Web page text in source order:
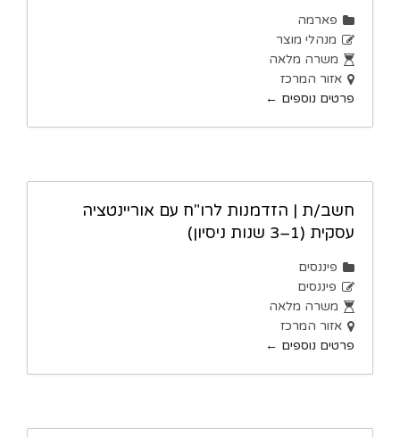
פארמה
מנהלי מוצר
משרה מלאה
אזור המרכז
פרטים נוספים
חשב/ת | הזדמנות לרו"ח עם אוריינטציה
עסקית (1–3 שנות ניסיון)
פיננסים
פיננסים
משרה מלאה
אזור המרכז
פרטים נוספים